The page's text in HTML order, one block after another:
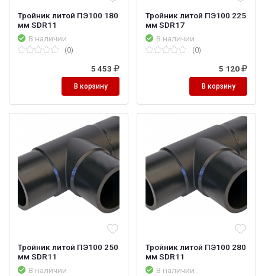
Тройник литой ПЭ100 180
мм SDR11
В наличии
(0)
5 453
В корзину
Тройник литой ПЭ100 225
мм SDR17
В наличии
(0)
5 120
В корзину
Тройник литой ПЭ100 250
мм SDR11
В наличии
Тройник литой ПЭ100 280
мм SDR11
В наличии